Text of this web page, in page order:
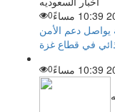
0
يواصل دعم الأمن
في قطاع غزة
0